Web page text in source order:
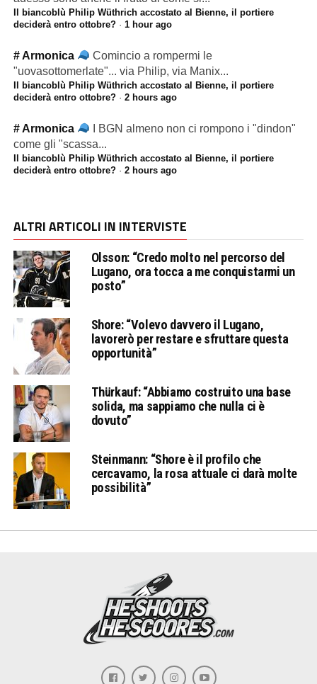
Il biancoblù Philip Wüthrich accostato al Bienne, il portiere
deciderà entro ottobre?· 1 hour ago
# Armonica
Comincio a rompermi le
"uovasottomerlate"... via Philip, via Manix...
Il biancoblù Philip Wüthrich accostato al Bienne, il portiere
deciderà entro ottobre?· 2 hours ago
# Armonica
I BGN almeno non ci rompono i "dindon"
come gli "scassa...
Il biancoblù Philip Wüthrich accostato al Bienne, il portiere
deciderà entro ottobre?· 2 hours ago
ALTRI ARTICOLI IN INTERVISTE
Olsson: “Credo molto nel percorso del
Lugano, ora tocca a me conquistarmi un
posto”
Shore: “Volevo davvero il Lugano,
lavorerò per restare e sfruttare questa
opportunità”
Thürkauf: “Abbiamo costruito una base
solida, ma sappiamo che nulla ci è
dovuto”
Steinmann: “Shore è il profilo che
cercavamo, la rosa attuale ci darà molte
possibilità”